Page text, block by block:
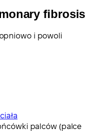
fibrosis
i powoli
palców (palce